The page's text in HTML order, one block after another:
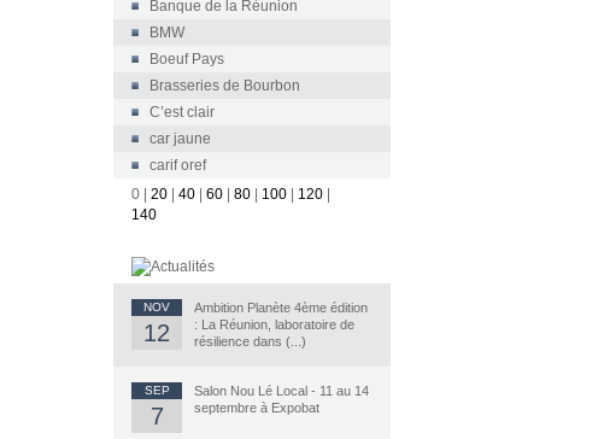
Banque de la Réunion
BMW
Boeuf Pays
Brasseries de Bourbon
C’est clair
car jaune
carif oref
0
20 40 60 80 100 120
140
NOV
12
Ambition Planète 4ème édition
: La Réunion, laboratoire de
résilience dans (...)
SEP
7
Salon Nou Lé Local - 11 au 14
septembre à Expobat